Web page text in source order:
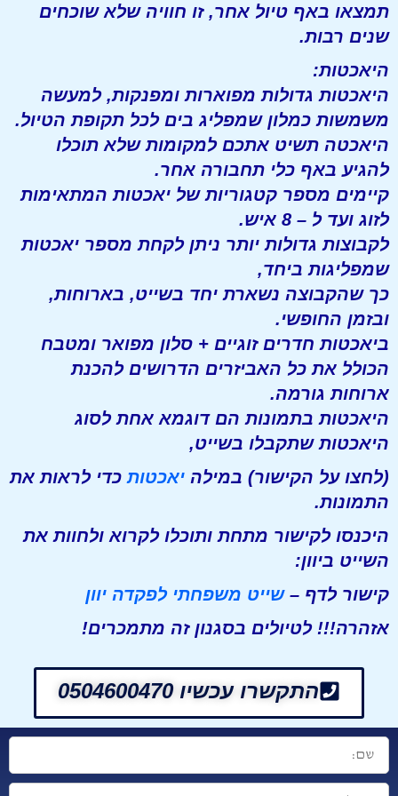
תמצאו באף טיול אחר, זו חוויה שלא שוכחים
שנים רבות.
היאכטות:
היאכטות גדולות מפוארות ומפנקות, למעשה
משמשות כמלון שמפליג בים לכל תקופת הטיול.
היאכטה תשיט אתכם למקומות שלא תוכלו
להגיע באף כלי תחבורה אחר.
קיימים מספר קטגוריות של יאכטות המתאימות
לזוג ועד ל – 8 איש.
לקבוצות גדולות יותר ניתן לקחת מספר יאכטות
שמפליגות ביחד,
כך שהקבוצה נשארת יחד בשייט, בארוחות,
ובזמן החופשי.
ביאכטות חדרים זוגיים + סלון מפואר ומטבח
הכולל את כל האביזרים הדרושים להכנת
ארוחות גורמה.
היאכטות בתמונות הם דוגמא אחת לסוג
היאכטות שתקבלו בשייט,
(לחצו על הקישור) במילה יאכטותכדי לראות את
התמונות.
היכנסו לקישור מתחת ותוכלו לקרוא ולחוות את
השייט ביוון:
קישור לדף –שייט משפחתי לפקדה יוון
אזהרה!!! לטיולים בסגנון זה מתמכרים!
התקשרו עכשיו 0504600470
שם:
דואל: